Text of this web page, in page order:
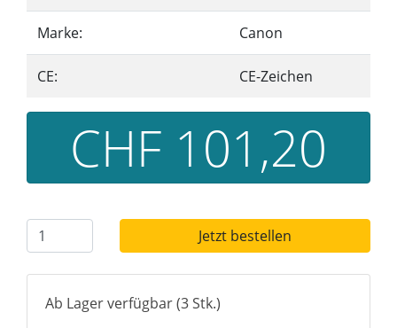
Marke: Canon
CE: CE-Zeichen
CHF 101,20
Jetzt bestellen
Ab Lager verfügbar (3 Stk.)